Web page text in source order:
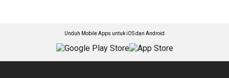
Unduh Mobile Apps untuk iOS dan Android